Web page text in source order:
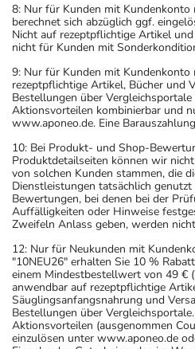
8: Nur für Kunden mit
berechnet sich abzüglich ggf.
Nicht auf rezeptpflichtige Artikel
nicht für Kunden mit
9: Nur für Kunden mit Kundenkonto
rezeptpflichtige Artikel, Bücher und
Bestellungen über
Aktionsvorteilen kombinierbar und
www.aponeo.de. Eine
10: Bei Produkt- und Shop-
Produktdetailseiten können wir
von solchen Kunden stammen, die
Dienstleistungen tatsächlich
Bewertungen, bei denen bei der
Auffälligkeiten oder Hinweise
Zweifeln Anlass geben, werden
12: Nur für Neukunden mit
"10NEU26" erhalten Sie 10 %
einem Mindestbestellwert von 49 €
anwendbar auf rezeptpflichtige
Säuglingsanfangsnahrung und
Bestellungen über
Aktionsvorteilen (ausgenommen
einzulösen unter www.aponeo.de